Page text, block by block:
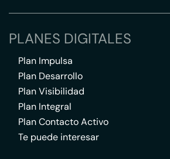
PLANES DIGITALES
Plan Impulsa
Plan Desarrollo
Plan Visibilidad
Plan Integral
Plan Contacto Activo
Te puede interesar